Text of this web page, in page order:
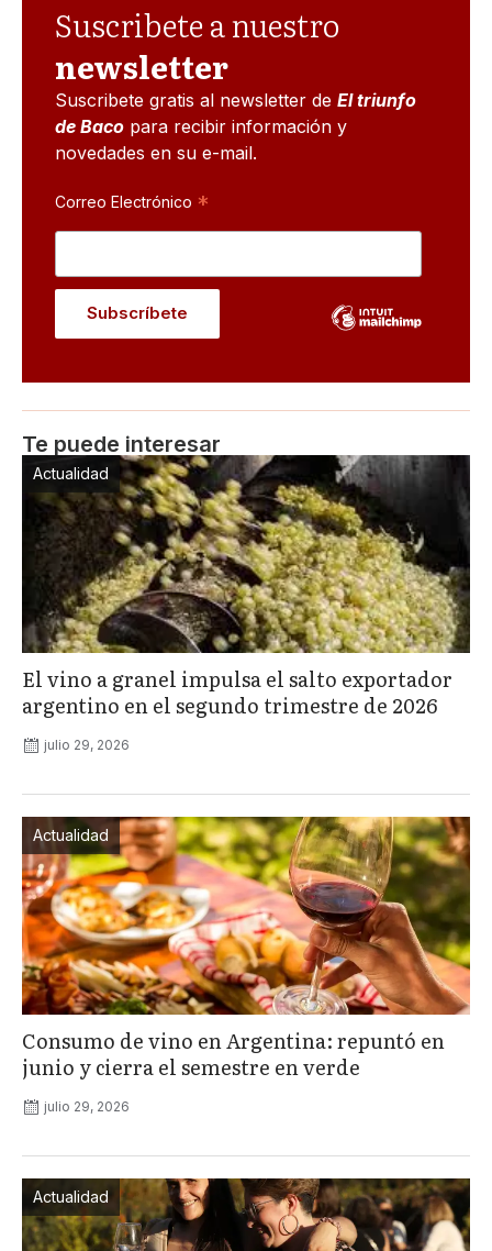
Suscribete a nuestro
newsletter
Suscribete gratis al newsletter de El triunfo
de Baco para recibir información y
novedades en su e-mail.
Correo Electrónico *
Te puede interesar
Actualidad
El vino a granel impulsa el salto exportador
argentino en el segundo trimestre de 2026
julio 29, 2026
Actualidad
Consumo de vino en Argentina: repuntó en
junio y cierra el semestre en verde
julio 29, 2026
Actualidad